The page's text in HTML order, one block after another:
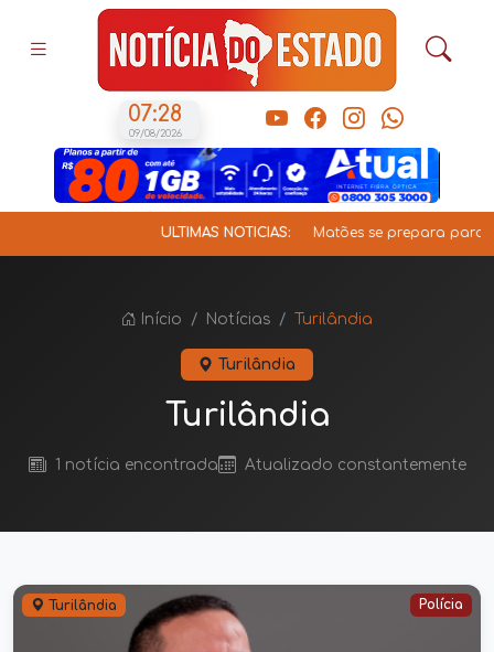
07:28
09/08/2026
ÚLTIMAS NOTÍCIAS: Matões se prepara para a
Início Notícias Turilândia
Turilândia
Turilândia
1 notícia encontrada Atualizado constantemente
Turilândia Polícia